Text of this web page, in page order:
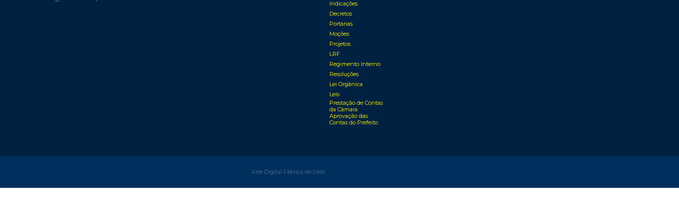
Indicações
Decretos
Portarias
Moções
Projetos
LRF
Regimento Interno
Resoluções
Lei Orgânica
Leis
Prestação de Contas
da Câmara
Aprovação das
Contas do Prefeito
Arte Digital Fábrica de Sites